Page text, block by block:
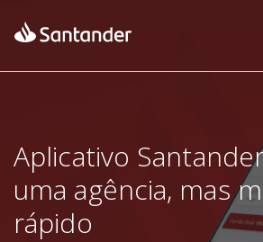
App Santander
Aplicativo
uma agência, mas
rápido